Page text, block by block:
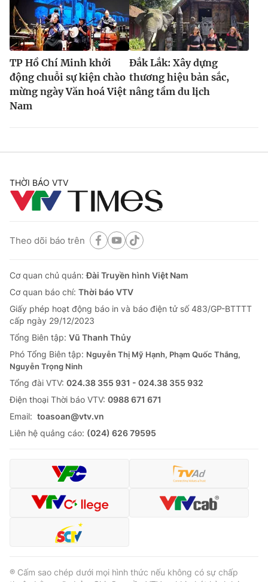
TP Hồ Chí Minh khởi
động chuỗi sự kiện chào
mừng ngày Văn hoá Việt
Nam
Đắk Lắk: Xây dựng
thương hiệu bản sắc,
nâng tầm du lịch
THỜI BÁO VTV
Theo dõi báo trên
Cơ quan chủ quản:Đài Truyền hình Việt Nam
Cơ quan báo chí: Thời báo VTV
Giấy phép hoạt động báo in và báo điện tử số 483/GP-BTTTT
cấp ngày 29/12/2023
Tổng Biên tập: Vũ Thanh Thủy
Phó Tổng Biên tập: Nguyễn Thị Mỹ Hạnh, Phạm Quốc Thắng,
Nguyễn Trọng Ninh
Tổng đài VTV: 024.38 355 931 - 024.38 355 932
Ðiện thoại Thời báo VTV: 0988 671 671
Email: toasoan@vtv.vn
Liên hệ quảng cáo: (024) 626 79595
® Cấm sao chép dưới mọi hình thức nếu không có sự chấp